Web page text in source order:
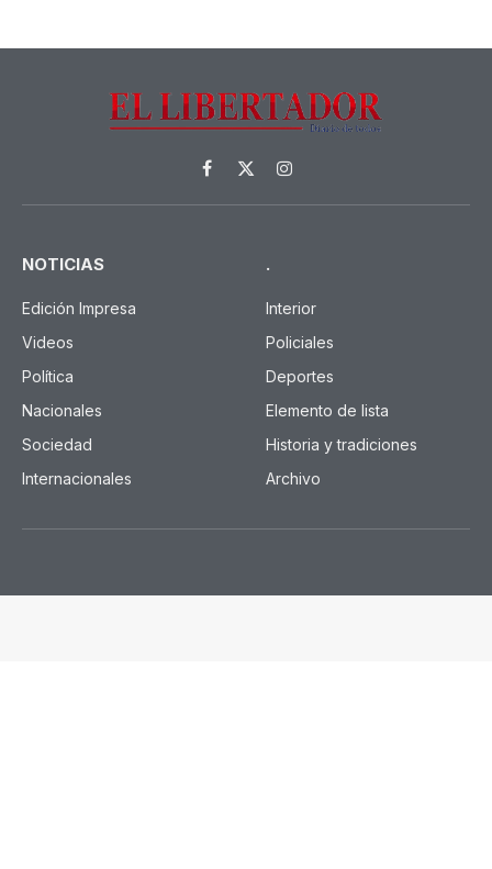
Facebook
X
(Twitter)
Instagram
NOTICIAS
Edición Impresa
Videos
Política
Nacionales
Sociedad
Internacionales
.
Interior
Policiales
Deportes
Elemento de lista
Historia y tradiciones
Archivo